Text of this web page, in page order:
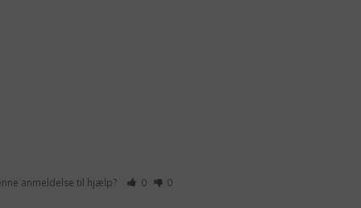
anmeldelse til hjælp? 0 0